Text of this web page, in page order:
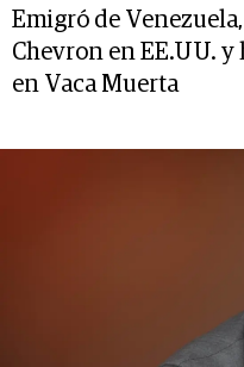
Emigró de
Chevron en EE.UU. y
en Vaca Muerta